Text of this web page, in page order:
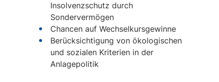
Insolvenzschutz durch
Sondervermögen
Chancen auf Wechselkursgewinne
Berücksichtigung von ökologischen
und sozialen Kriterien in der
Anlagepolitik